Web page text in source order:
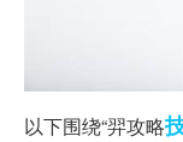
以下围绕“羿攻略